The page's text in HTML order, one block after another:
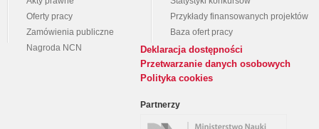
Oferty pracy
Zamówienia publiczne
Nagroda NCN
Przykłady finansowanych projektów
Baza ofert pracy
Deklaracja dostępności
Przetwarzanie danych osobowych
Polityka cookies
Partnerzy